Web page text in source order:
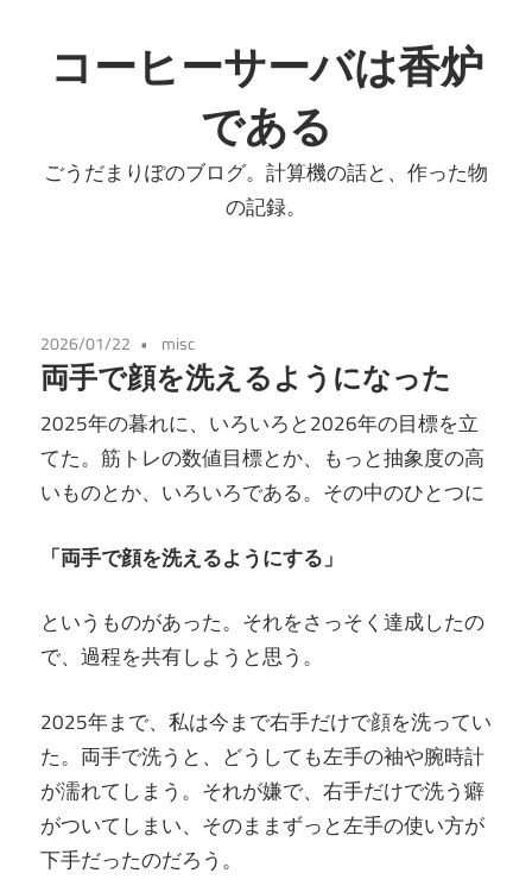
ン
テ
へ
コーヒーサーバは香炉
である
ごうだまりぽのブログ。計算機の話と、作った物
の記録。
2026/01/22 misc
両手で顔を洗えるようになった
2025年の暮れに、いろいろと2026年の目標を立
てた。筋トレの数値目標とか、もっと抽象度の高
いものとか、いろいろである。その中のひとつに
「両手で顔を洗えるようにする」
というものがあった。それをさっそく達成したの
で、過程を共有しようと思う。
2025年まで、私は今まで右手だけで顔を洗ってい
た。両手で洗うと、どうしても左手の袖や腕時計
が濡れてしまう。それが嫌で、右手だけで洗う癖
がついてしまい、そのままずっと左手の使い方が
下手だったのだろう。